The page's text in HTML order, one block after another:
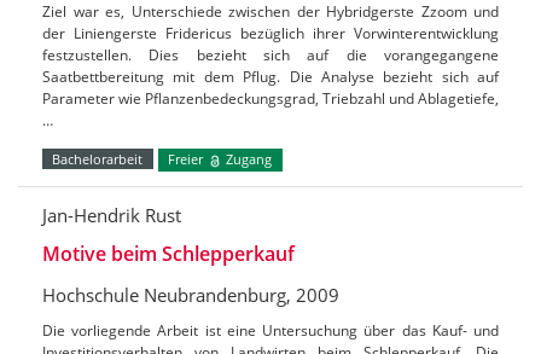
Ziel war es, Unterschiede zwischen der Hybridgerste Zzoom und
der Liniengerste Fridericus bezüglich ihrer Vorwinterentwicklung
festzustellen. Dies bezieht sich auf die vorangegangene
Saatbettbereitung mit dem Pflug. Die Analyse bezieht sich auf
Parameter wie Pflanzenbedeckungsgrad, Triebzahl und Ablagetiefe,
…
Bachelorarbeit Freier Zugang
Jan-Hendrik Rust
Motive beim Schlepperkauf
Hochschule Neubrandenburg, 2009
Die vorliegende Arbeit ist eine Untersuchung über das Kauf- und